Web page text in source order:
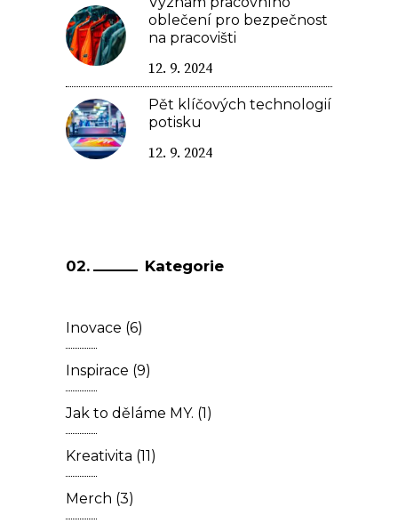
oblečení pro bezpečnost
na pracovišti
12. 9. 2024
Pět klíčových technologií
potisku
12. 9. 2024
Kategorie
Inovace (6)
Inspirace (9)
Jak to děláme MY. (1)
Kreativita (11)
Merch (3)